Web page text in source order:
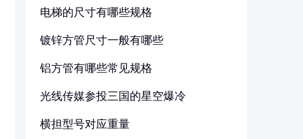
电梯的尺寸有哪些规格
镀锌方管尺寸一般有哪些
铝方管有哪些常见规格
光线传媒参投三国的星空爆冷
横担型号对应重量